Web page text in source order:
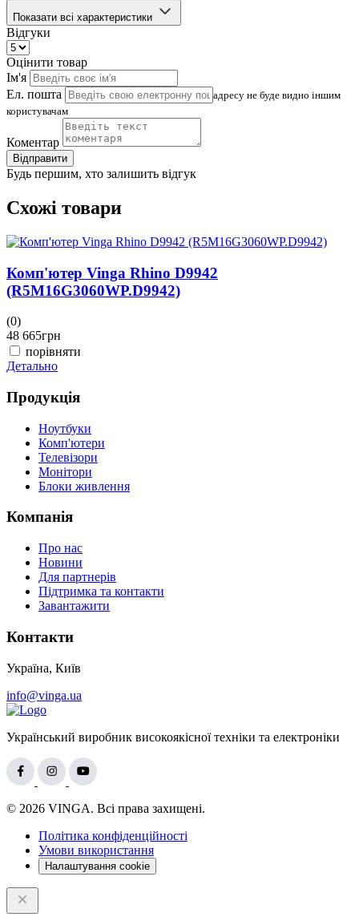
Показати всі характеристики
Відгуки
Оцінити товар
Ім'я
Ел. пошта
адресу не буде видно іншим
користувачам
Коментар
Відправити
Будь першим, хто залишить відгук
Схожі товари
Комп'ютер Vinga Rhino D9942
(R5M16G3060WP.D9942)
(0)
48 665грн
порівняти
Детально
Продукція
Ноутбуки
Комп'ютери
Телевізори
Монітори
Блоки живлення
Компанія
Про нас
Новини
Для партнерів
Підтримка та контакти
Завантажити
Контакти
Україна, Київ
info@vinga.ua
Український виробник високоякісної техніки та електроніки
© 2026 VINGA. Всі права захищені.
Політика конфіденційності
Умови використання
Налаштування cookie